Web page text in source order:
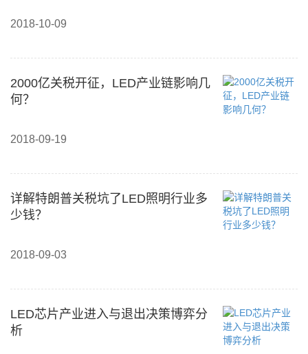
2018-10-09
2000亿关税开征，LED产业链影响几
何？
2018-09-19
详解特朗普关税坑了LED照明行业多
少钱？
2018-09-03
LED芯片产业进入与退出决策博弈分
析